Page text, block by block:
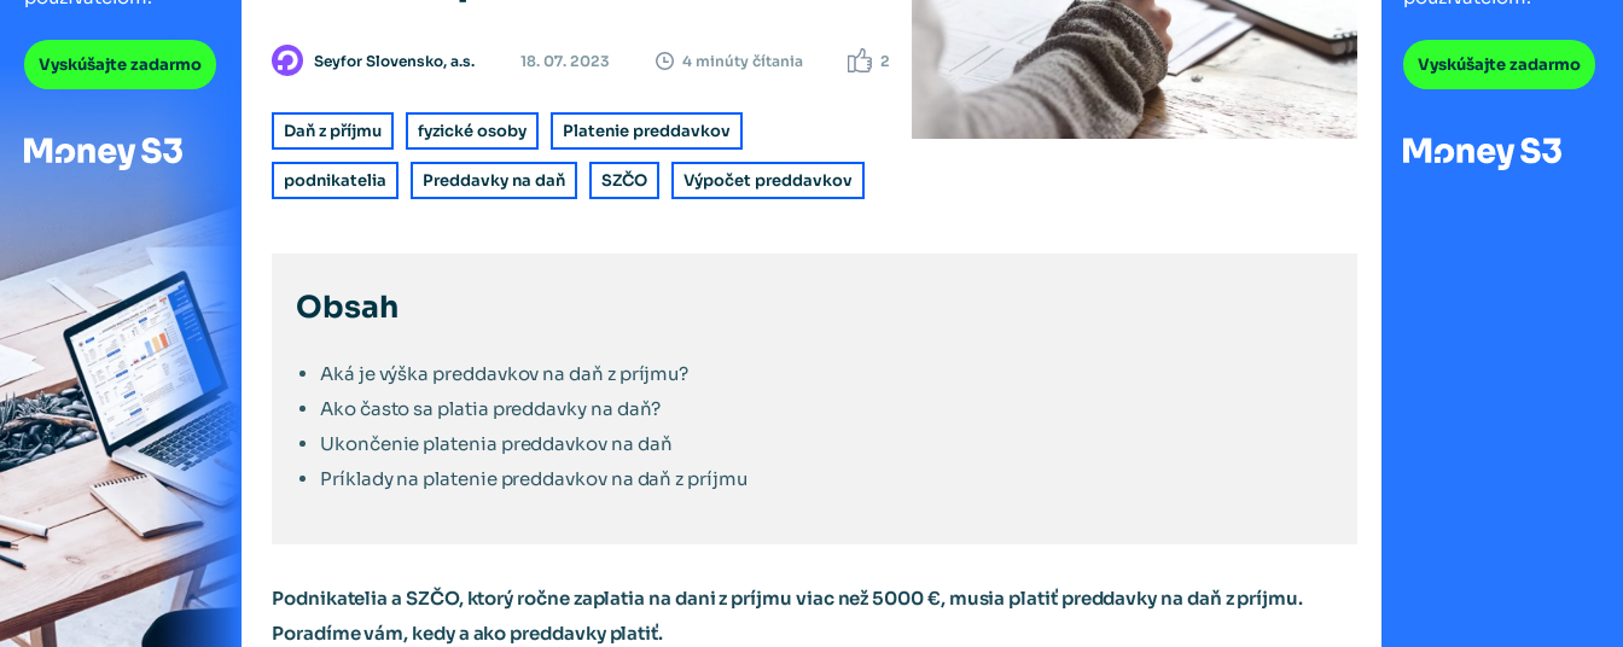
Vyskúšajte zadarmo Seyfor Slovensko, a.s. 18. 07. 2023 4 minúty čítania 2
Daň z příjmu fyzické osoby Platenie preddavkov
podnikatelia Preddavky na daň SZČO Výpočet preddavkov
Obsah
Aká je výška preddavkov na daň z príjmu?
Ako často sa platia preddavky na daň?
Ukončenie platenia preddavkov na daň
Príklady na platenie preddavkov na daň z príjmu
Podnikatelia a SZČO, ktorý ročne zaplatia na dani z príjmu viac než 5000 €, musia platiť preddavky na daň z príjmu.
Poradíme vám, kedy a ako preddavky platiť.
Vyskúšajte zadarmo